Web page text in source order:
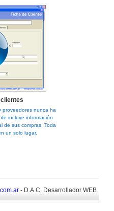
proveedores nunca ha
incluye información
de sus compras. Toda
un solo lugar.
- D.A.C. Desarrollador WEB